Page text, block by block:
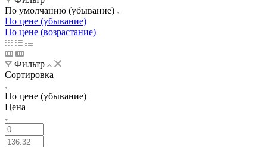
По умолчанию (убывание)
По цене (убывание)
По цене (возрастание)
Фильтр
Сортировка
По цене (убывание)
Цена